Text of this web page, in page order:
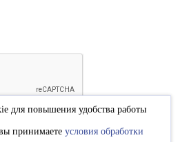
в высланном вам письме
для повышения удобства работы
принимаете условия обработки